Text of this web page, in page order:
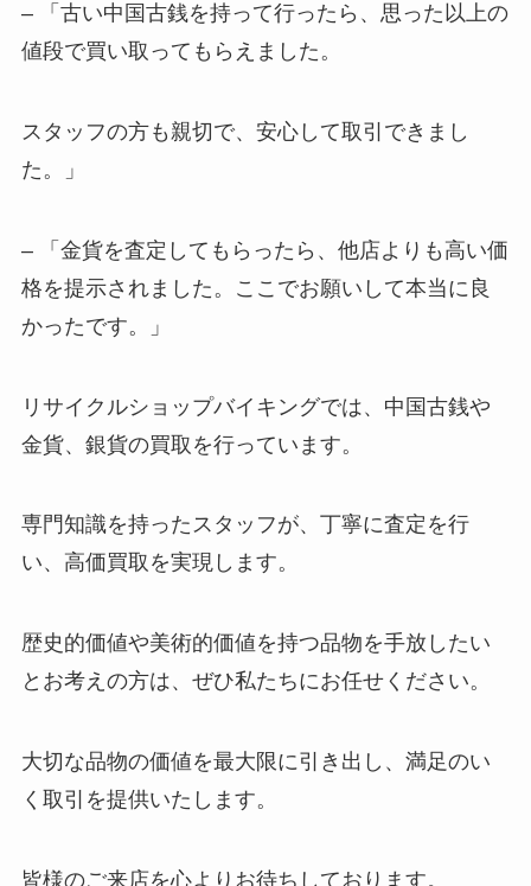
– 「古い中国古銭を持って行ったら、思った以上の
値段で買い取ってもらえました。
スタッフの方も親切で、安心して取引できまし
た。」
– 「金貨を査定してもらったら、他店よりも高い価
格を提示されました。ここでお願いして本当に良
かったです。」
リサイクルショップバイキングでは、中国古銭や
金貨、銀貨の買取を行っています。
専門知識を持ったスタッフが、丁寧に査定を行
い、高価買取を実現します。
歴史的価値や美術的価値を持つ品物を手放したい
とお考えの方は、ぜひ私たちにお任せください。
大切な品物の価値を最大限に引き出し、満足のい
く取引を提供いたします。
皆様のご来店を心よりお待ちしております。